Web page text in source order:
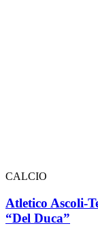
CALCIO
Atletico Ascoli-
“Del Duca”